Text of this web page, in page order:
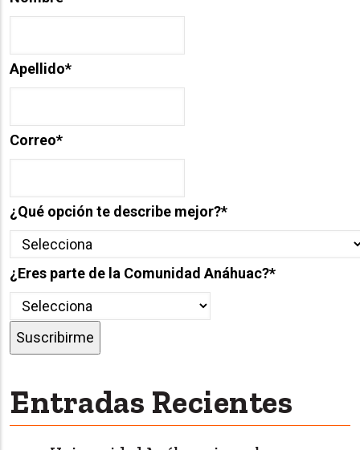
Apellido*
Correo*
¿Qué opción te describe mejor?*
¿Eres parte de la Comunidad Anáhuac?*
Entradas Recientes